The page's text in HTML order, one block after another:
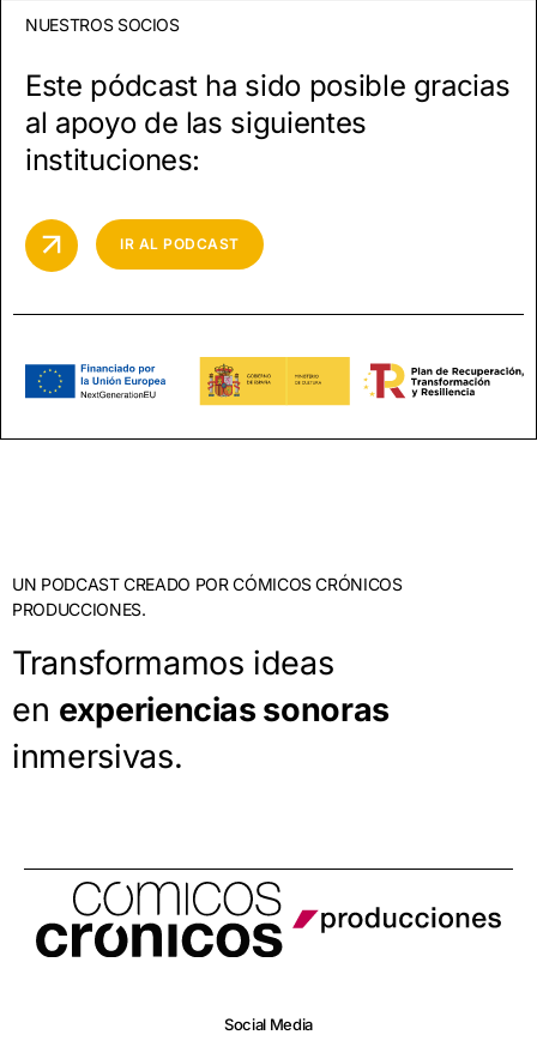
NUESTROS SOCIOS
Este pódcast ha sido posible gracias
al apoyo de las siguientes
instituciones:
IR AL PODCAST
UN PODCAST CREADO POR CÓMICOS CRÓNICOS
PRODUCCIONES.
Transformamos ideas
en experiencias sonoras
inmersivas.
Social Media